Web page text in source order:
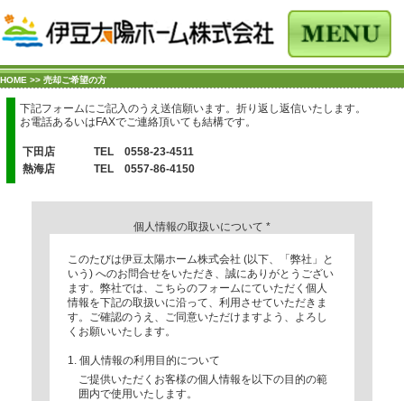
HOME >> 売却ご希望の方
下記フォームにご記入のうえ送信願います。折り返し返信いたします。
お電話あるいはFAXでご連絡頂いても結構です。
下田店
TEL 0558-23-4511
熱海店
TEL 0557-86-4150
個人情報の取扱いについて *
このたびは伊豆太陽ホーム株式会社 (以下、「弊社」と
いう) へのお問合せをいただき、誠にありがとうござい
ます。弊社では、こちらのフォームにていただく個人
情報を下記の取扱いに沿って、利用させていただきま
す。ご確認のうえ、ご同意いただけますよう、よろし
くお願いいたします。
1. 個人情報の利用目的について
ご提供いただくお客様の個人情報を以下の目的の範
囲内で使用いたします。